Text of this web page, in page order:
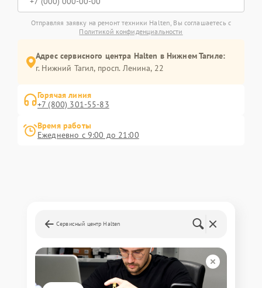
Отправляя заявку на ремонт техники Halten, Вы соглашаетесь с
Политикой конфиденциальности
Адрес сервисного центра Halten в Нижнем Тагиле:
г. Нижний Тагил, просп. Ленина, 22
Горячая линия
+7 (800) 301-55-83
Время работы
Ежедневно с 9:00 до 21:00
Сервисный центр Halten